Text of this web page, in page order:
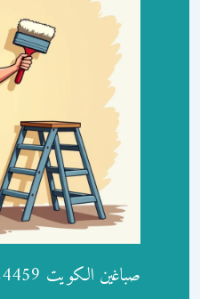
صباغين الكويت 55924459